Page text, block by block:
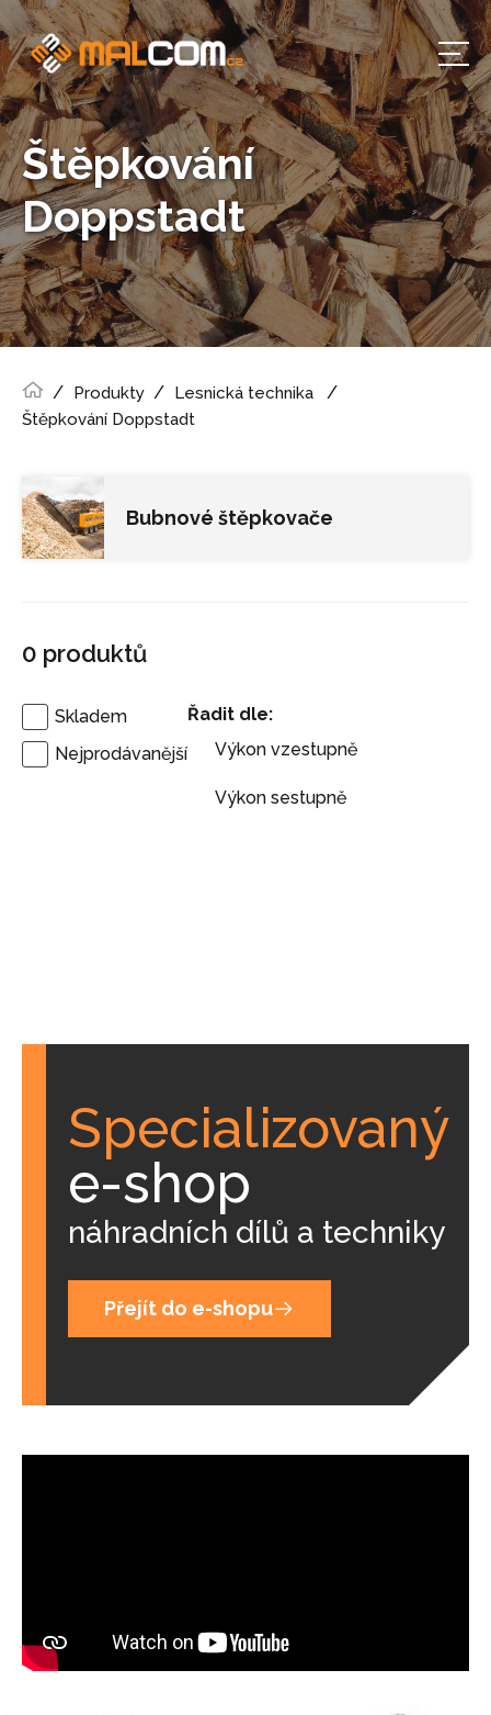
Štěpkování
Doppstadt
Produkty
Lesnická technika
Štěpkování Doppstadt
Bubnové štěpkovače
0 produktů
Skladem
Nejprodávanější
Řadit dle:
Výkon vzestupně
Výkon sestupně
Specializovaný
e-shop
náhradních dílů a techniky
Přejít do e-shopu